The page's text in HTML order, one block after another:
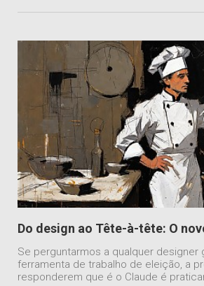
Do design ao Tête-à-tête: O
Se perguntarmos a qualquer designer
ferramenta de trabalho de eleição, a
responderem que é o Claude é